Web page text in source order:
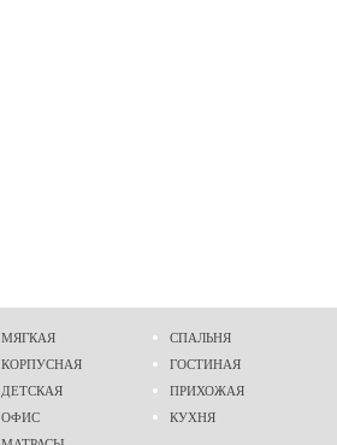
МЯГКАЯ
КОРПУСНАЯ
ДЕТСКАЯ
ОФИС
СПАЛЬНЯ
ГОСТИНАЯ
ПРИХОЖАЯ
КУХНЯ